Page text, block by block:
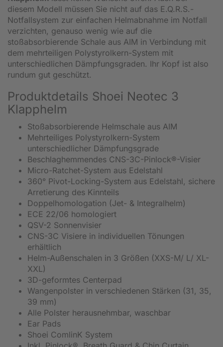
diesem Modell müssen Sie nicht auf das E.Q.R.S.-
Notfallsystem zur einfachen Helmabnahme im Notfall
verzichten, genauso wenig wie auf die
stoßabsorbierende Schale aus AIM in Verbindung mit
dem mehrteiligen Polystyrolkern-System mit
unterschiedlichen Dämpfungsgraden. Ihr Kopf ist also
rundum gut geschützt.
Produktdetails Shoei Neotec 3
Klapphelm
Stoßabsorbierende Helmschale aus AIM
Mehrteiliges Polystyrolkern-System
unterschiedlicher Dämpfungsgrade
Beschlaghemmendes CNS-3C-Pinlock®-Visier
Micro-Ratchet-System aus Edelstahl
360° Pivot-Locking-System aus Edelstahl, sichere
Arretierung des Kinnteils
Doppelhomologation (Jet- & Integralhelm)
ECE 22/06 homologiert
QSV-2 Sonnenvisier
CNS-3C Visiere in individuellen Tönungen
erhältlich
Helm-Außenschalen in 3 Größen (XXS-M/ L/ XL-
XXL)
3D-geformtes Centerpad
Wangenpolster in verschiedenen Stärken (31, 35,
39 mm)
Alle Polster herausnehmbar, waschbar
Ear Pads
Shoei ComlinK System